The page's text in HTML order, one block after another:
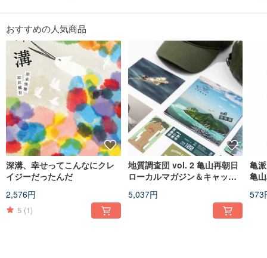
おすすめの人気商品
深溝、幸せってこんなにクレ
イジーだったんだ
2,576円
5 (1)
地質調査団 vol. 2 亀山再朝日
ローカルマガジン＆キャップ
5,037円
亀
亀
573